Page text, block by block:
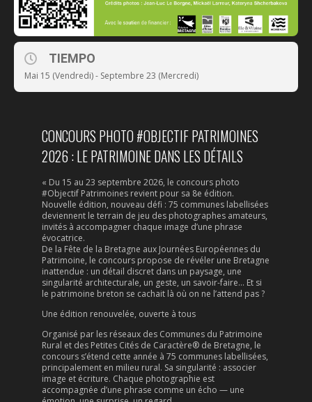
TIEMPO
Mai 15 (Vendredi) - Septembre 23 (Mercredi)
CONCOURS PHOTO #OBJECTIF PATRIMOINES
2026 : LE PATRIMOINE DANS LES DÉTAILS
« Du 15 au 23 septembre 2026, le concours photo
#Objectif Patrimoines revient pour sa 8e édition.
Nouvelle édition, nouveau défi : 75 communes labellisées
deviennent le terrain de jeu des photographes amateurs,
invités à accompagner chaque image d’une phrase
évocatrice.
De la Fête de la Bretagne aux Journées Européennes du
Patrimoine, le concours propose de révéler une Bretagne
inattendue : un détail discret dans un paysage, une
singularité architecturale, un geste, un savoir-faire… Et si
le patrimoine breton se cachait là où on ne l’attend pas ?
Une édition renouvelée, ouverte à tous
Organisé par les réseaux des Communes du Patrimoine
Rural et des Petites Cités de Caractère® de Bretagne, le
concours s’étend cette année à 75 communes labellisées,
principalement en milieu rural. Sa singularité : associer
image et écriture. Chaque photographie est
accompagnée d’une phrase comme un écho — une